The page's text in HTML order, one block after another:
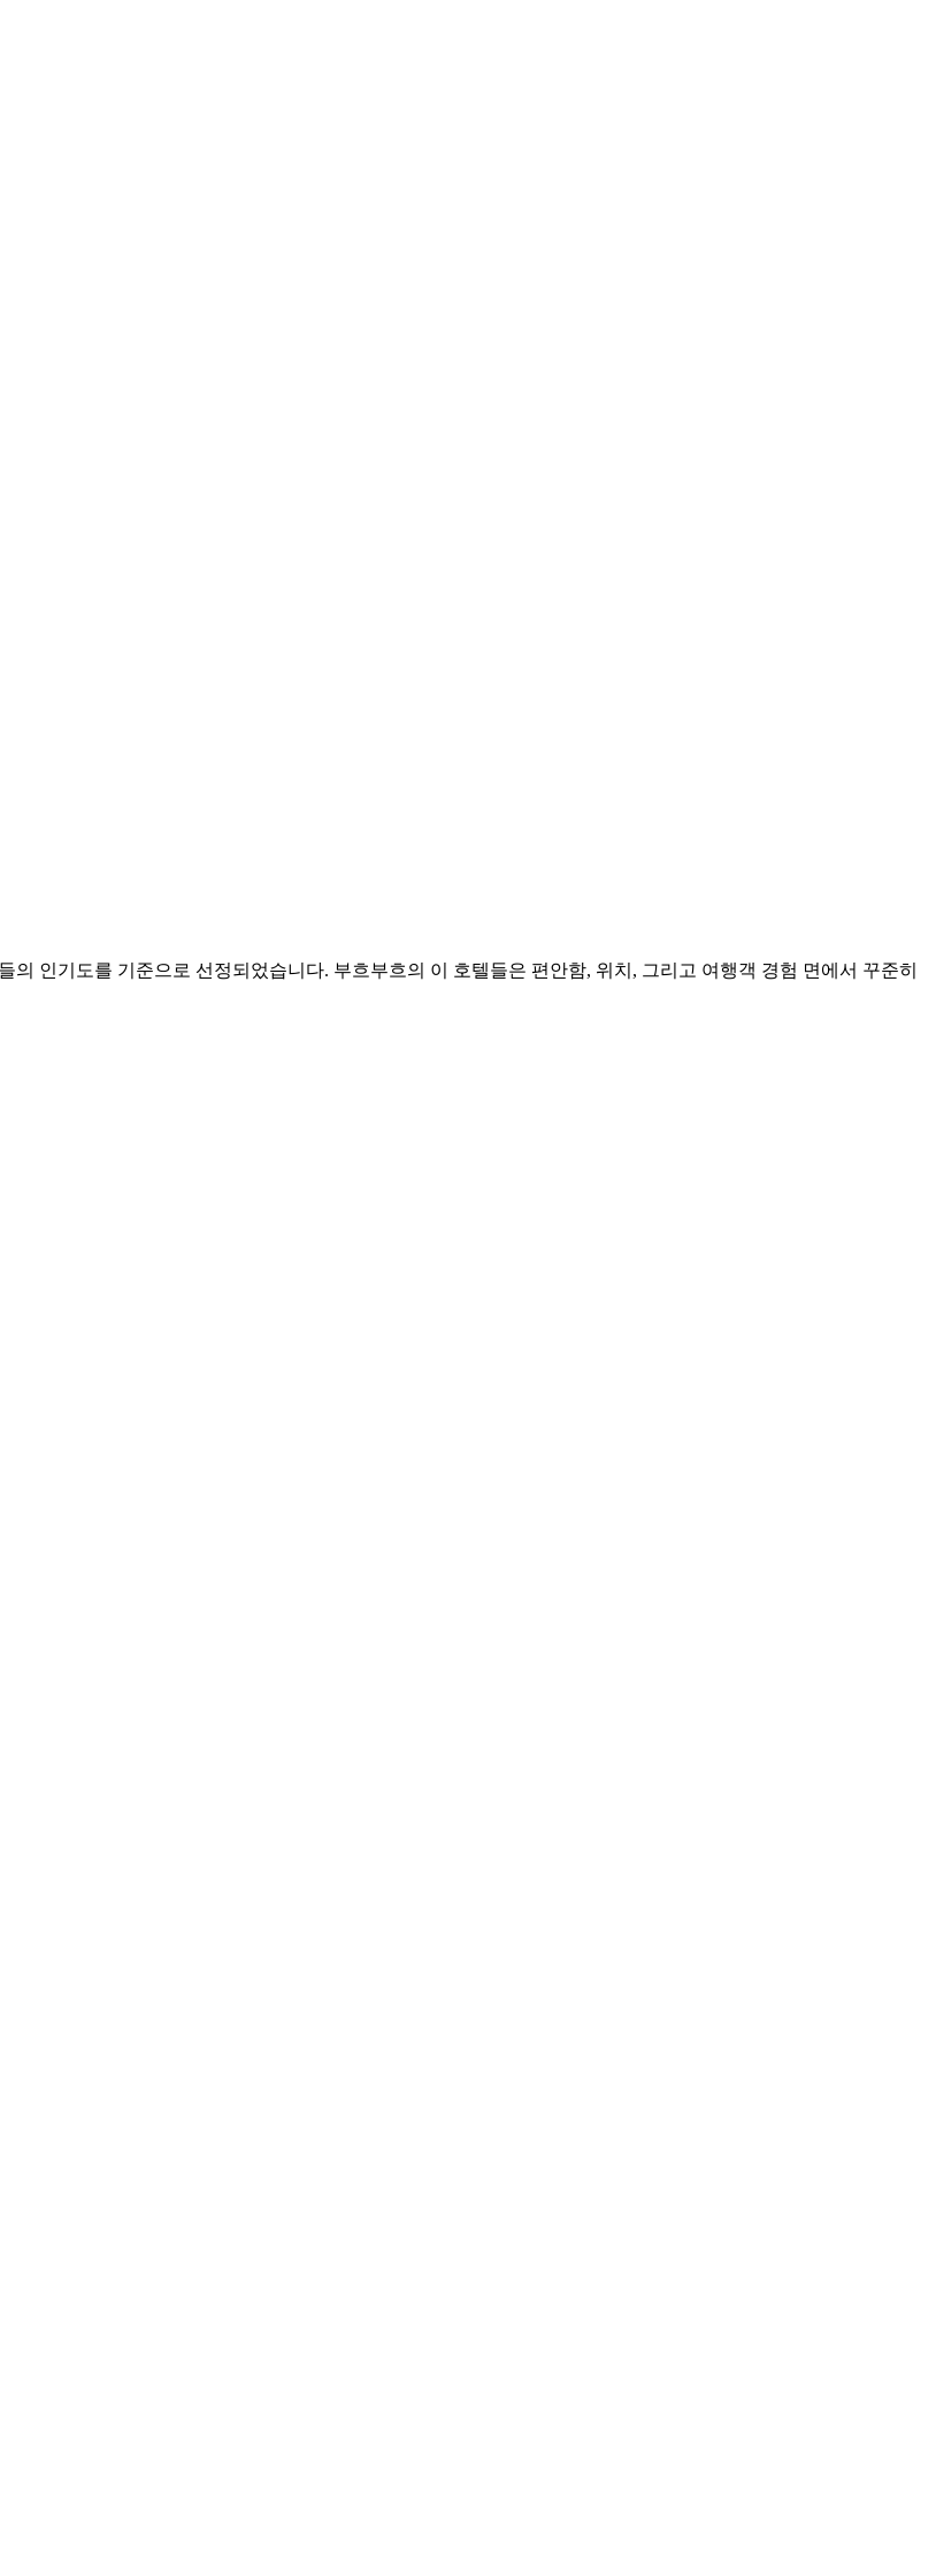
의 인기도를 기준으로 선정되었습니다. 부흐부흐의 이 호텔들은 편안함, 위치, 그리고 여행객 경험 면에서 꾸준히